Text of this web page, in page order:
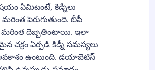
ఏమిటంటే, కిడ్నీలు
పెరుగుతుంది. బీపీ
మరింత దెబ్బతింటాయి. ఇలా
చక్రం ఏర్పడి కిడ్నీ సమస్యలు
ఉంటుంది. డయాబెటిస్